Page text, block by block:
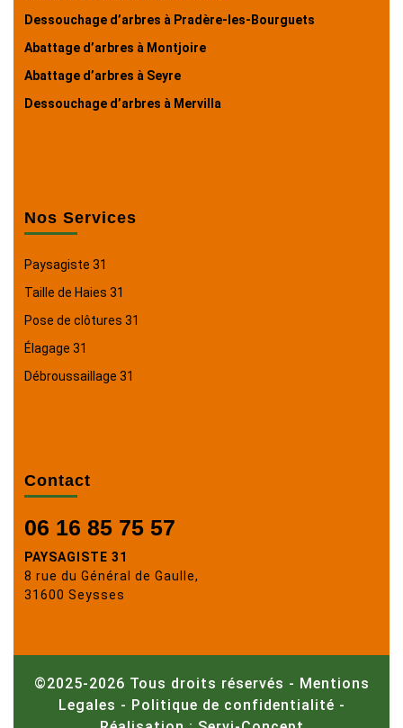
Dessouchage d’arbres à Pradère-les-Bourguets
Abattage d’arbres à Montjoire
Abattage d’arbres à Seyre
Dessouchage d’arbres à Mervilla
Nos Services
Paysagiste 31
Taille de Haies 31
Pose de clôtures 31
Élagage 31
Débroussaillage 31
Contact
06 16 85 75 57
PAYSAGISTE 31
8 rue du Général de Gaulle,
31600 Seysses
©2025-2026 Tous droits réservés - Mentions
Legales - Politique de confidentialité -